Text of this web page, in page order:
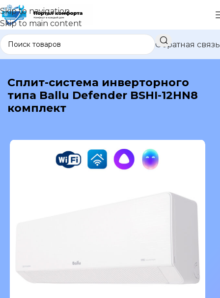
Skip to navigation
Skip to main content
Обратная связь
В каталог
Сплит-система инверторного
типа Ballu Defender BSHI-12HN8
комплект